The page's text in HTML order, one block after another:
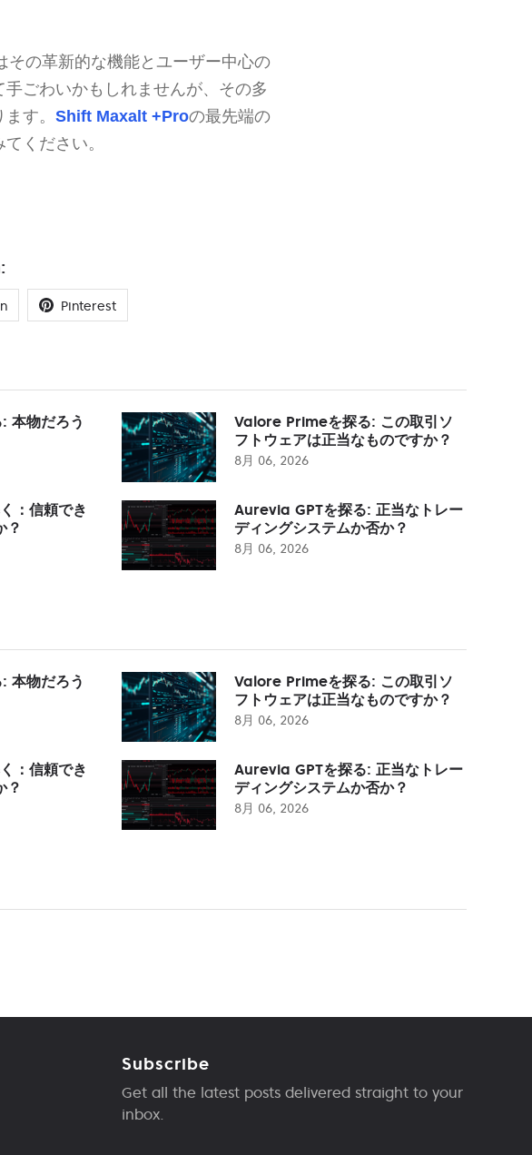
その革新的な機能とユーザー中心の
ごわいかもしれませんが、その多
す。 Shift Maxalt +Proの最先端の
ください。
Pinterest
本物だろう
Valore Primeを探る: この取引ソ
フトウェアは正当なものですか？
8月 06, 2026
：信頼でき
？
Aurevia GPTを探る: 正当なトレー
ディングシステムか否か？
8月 06, 2026
本物だろう
Valore Primeを探る: この取引ソ
フトウェアは正当なものですか？
8月 06, 2026
：信頼でき
？
Aurevia GPTを探る: 正当なトレー
ディングシステムか否か？
8月 06, 2026
Subscribe
Get all the latest posts delivered straight to your
inbox.